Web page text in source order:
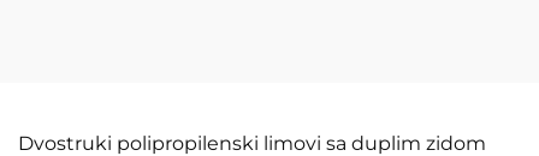
Dvostruki polipropilenski limovi sa duplim zidom